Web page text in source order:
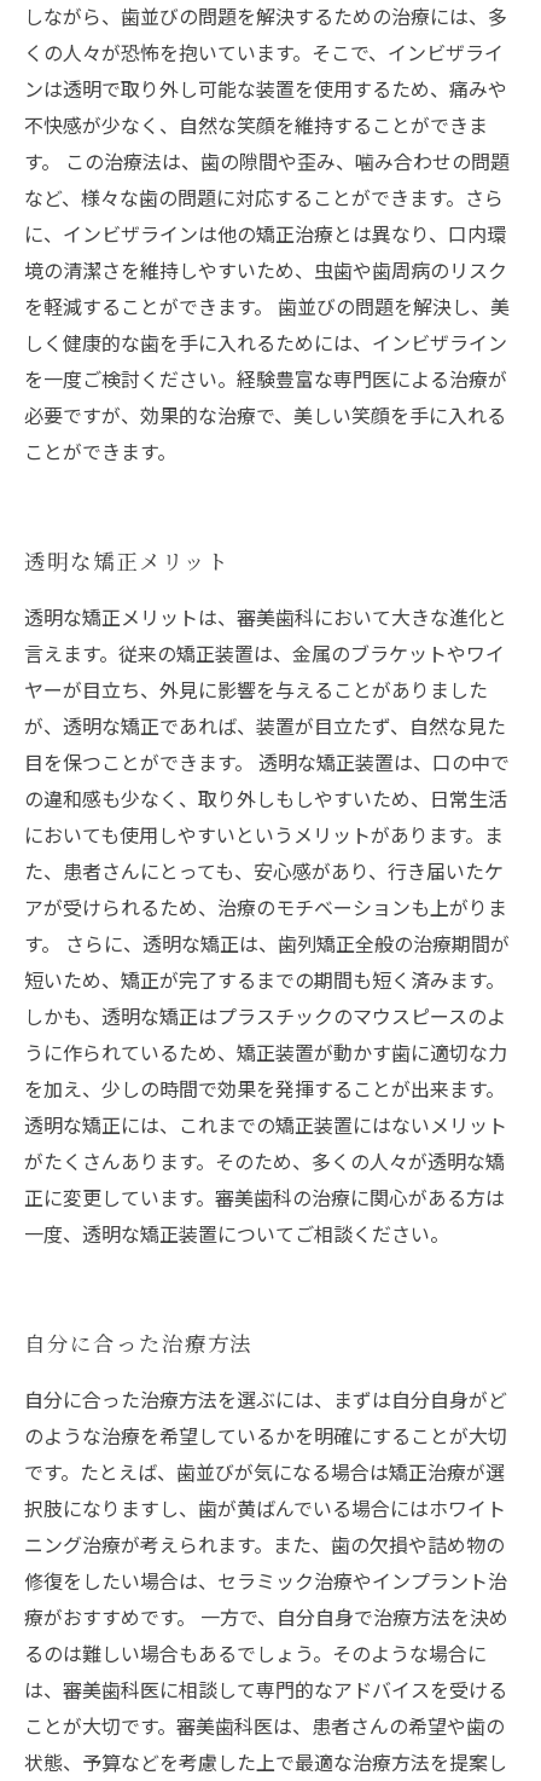
しながら、歯並びの問題を解決するための治療には、多
くの人々が恐怖を抱いています。そこで、インビザライ
ンは透明で取り外し可能な装置を使用するため、痛みや
不快感が少なく、自然な笑顔を維持することができま
す。 この治療法は、歯の隙間や歪み、噛み合わせの問題
など、様々な歯の問題に対応することができます。さら
に、インビザラインは他の矯正治療とは異なり、口内環
境の清潔さを維持しやすいため、虫歯や歯周病のリスク
を軽減することができます。 歯並びの問題を解決し、美
しく健康的な歯を手に入れるためには、インビザライン
を一度ご検討ください。経験豊富な専門医による治療が
必要ですが、効果的な治療で、美しい笑顔を手に入れる
ことができます。
透明な矯正メリット
透明な矯正メリットは、審美歯科において大きな進化と
言えます。従来の矯正装置は、金属のブラケットやワイ
ヤーが目立ち、外見に影響を与えることがありました
が、透明な矯正であれば、装置が目立たず、自然な見た
目を保つことができます。 透明な矯正装置は、口の中で
の違和感も少なく、取り外しもしやすいため、日常生活
においても使用しやすいというメリットがあります。ま
た、患者さんにとっても、安心感があり、行き届いたケ
アが受けられるため、治療のモチベーションも上がりま
す。 さらに、透明な矯正は、歯列矯正全般の治療期間が
短いため、矯正が完了するまでの期間も短く済みます。
しかも、透明な矯正はプラスチックのマウスピースのよ
うに作られているため、矯正装置が動かす歯に適切な力
を加え、少しの時間で効果を発揮することが出来ます。
透明な矯正には、これまでの矯正装置にはないメリット
がたくさんあります。そのため、多くの人々が透明な矯
正に変更しています。審美歯科の治療に関心がある方は
一度、透明な矯正装置についてご相談ください。
自分に合った治療方法
自分に合った治療方法を選ぶには、まずは自分自身がど
のような治療を希望しているかを明確にすることが大切
です。たとえば、歯並びが気になる場合は矯正治療が選
択肢になりますし、歯が黄ばんでいる場合にはホワイト
ニング治療が考えられます。また、歯の欠損や詰め物の
修復をしたい場合は、セラミック治療やインプラント治
療がおすすめです。 一方で、自分自身で治療方法を決め
るのは難しい場合もあるでしょう。そのような場合に
は、審美歯科医に相談して専門的なアドバイスを受ける
ことが大切です。審美歯科医は、患者さんの希望や歯の
状態、予算などを考慮した上で最適な治療方法を提案し